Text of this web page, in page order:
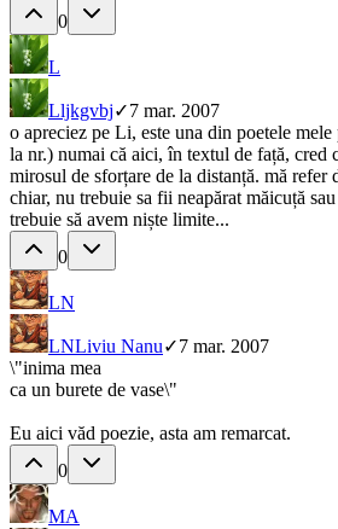
0
L
Lljkgvbj✓7 mar. 2007
o apreciez pe Li, este una din poetele
la nr.) numai că aici, în textul de față, cred
mirosul de sforțare de la distanță. mă refer
chiar, nu trebuie sa fii neapărat măicuță
trebuie să avem niște limite...
0
LN
LNLiviu Nanu✓7 mar. 2007
\"inima mea
ca un burete de vase\"
Eu aici văd poezie, asta am remarcat.
0
MA